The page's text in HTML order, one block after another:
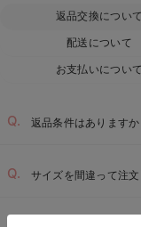
返品交換について
配送について
お支払いについて
返品条件はありますか
サイズを間違って注